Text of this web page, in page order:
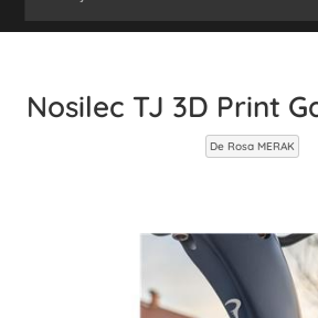
Nosilec TJ 3D Print
De Rosa MERAK